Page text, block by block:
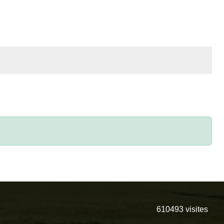
610493 visites